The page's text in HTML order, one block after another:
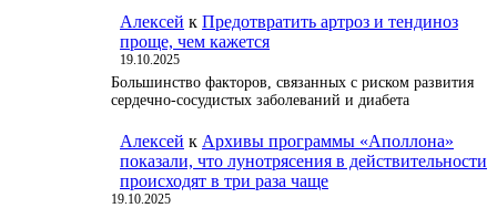
Алексей к Предотвратить артроз и тендиноз
проще, чем кажется
19.10.2025
Большинство факторов, связанных с риском развития
сердечно-сосудистых заболеваний и диабета
Алексей к Архивы программы «Аполлона»
показали, что лунотрясения в действительности
происходят в три раза чаще
19.10.2025